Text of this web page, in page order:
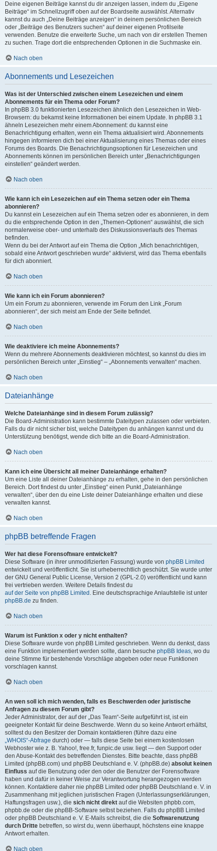
Deine eigenen Beiträge kannst du dir anzeigen lassen, indem du „Eigene
Beiträge“ im Schnellzugriff oben auf der Boardseite auswählst. Alternativ
kannst du auch „Deine Beiträge anzeigen“ in deinem persönlichen Bereich
oder „Beiträge des Benutzers suchen“ auf deiner eigenen Profilseite
verwenden. Benutze die erweiterte Suche, um nach von dir erstellen Themen
zu suchen. Trage dort die entsprechenden Optionen in die Suchmaske ein.
Nach oben
Abonnements und Lesezeichen
Was ist der Unterschied zwischen einem Lesezeichen und einem
Abonnements für ein Thema oder Forum?
In phpBB 3.0 funktionierten Lesezeichen ähnlich den Lesezeichen in Web-
Browsern: du bekamst keine Informationen bei einem Update. In phpBB 3.1
ähneln Lesezeichen mehr einem Abonnement: du kannst eine
Benachrichtigung erhalten, wenn ein Thema aktualisiert wird. Abonnements
hingegen informieren dich bei einer Aktualisierung eines Themas oder eines
Forums des Boards. Die Benachrichtigungsoptionen für Lesezeichen und
Abonnements können im persönlichen Bereich unter „Benachrichtigungen
einstellen“ geändert werden.
Nach oben
Wie kann ich ein Lesezeichen auf ein Thema setzen oder ein Thema
abonnieren?
Du kannst ein Lesezeichen auf ein Thema setzen oder es abonnieren, in dem
du die entsprechende Option in den „Themen-Optionen“ auswählst, die sich
normalerweise ober- und unterhalb des Diskussionsverlaufs des Themas
befinden.
Wenn du bei der Antwort auf ein Thema die Option „Mich benachrichtigen,
sobald eine Antwort geschrieben wurde“ aktivierst, wird das Thema ebenfalls
für dich abonniert.
Nach oben
Wie kann ich ein Forum abonnieren?
Um ein Forum zu abonnieren, verwende im Forum den Link „Forum
abonnieren“, der sich meist am Ende der Seite befindet.
Nach oben
Wie deaktiviere ich meine Abonnements?
Wenn du mehrere Abonnements deaktivieren möchtest, so kannst du dies im
persönlichen Bereich unter „Einstieg“ – „Abonnements verwalten“ machen.
Nach oben
Dateianhänge
Welche Dateianhänge sind in diesem Forum zulässig?
Die Board-Administration kann bestimmte Dateitypen zulassen oder verbieten.
Falls du dir nicht sicher bist, welche Dateitypen du anhängen kannst und du
Unterstützung benötigst, wende dich bitte an die Board-Administration.
Nach oben
Kann ich eine Übersicht all meiner Dateianhänge erhalten?
Um eine Liste all deiner Dateianhänge zu erhalten, gehe in den persönlichen
Bereich. Dort findest du unter „Einstieg“ einen Punkt „Dateianhänge
verwalten“, über den du eine Liste deiner Dateianhänge erhalten und diese
verwalten kannst.
Nach oben
phpBB betreffende Fragen
Wer hat diese Forensoftware entwickelt?
Diese Software (in ihrer unmodifizierten Fassung) wurde von phpBB Limited
entwickelt und veröffentlicht. Sie ist urheberrechtlich geschützt. Sie wurde unter
der GNU General Public License, Version 2 (GPL-2.0) veröffentlicht und kann
frei vertrieben werden. Weitere Details findest du
auf der Seite von phpBB Limited . Eine deutschsprachige Anlaufstelle ist unter
phpBB.de zu finden.
Nach oben
Warum ist Funktion x oder y nicht enthalten?
Diese Software wurde von phpBB Limited geschrieben. Wenn du denkst, dass
eine Funktion implementiert werden sollte, dann besuche phpBB Ideas, wo du
deine Stimme für bestehende Vorschläge abgeben oder neue Funktionen
vorschlagen kannst.
Nach oben
An wen soll ich mich wenden, falls es Beschwerden oder juristische
Anfragen zu diesem Forum gibt?
Jeder Administrator, der auf der „Das Team“-Seite aufgeführt ist, ist ein
geeigneter Kontakt für deine Beschwerde. Wenn du so keine Antwort erhältst,
solltest du den Besitzer der Domain kontaktieren (führe dazu eine
„WHOIS“-Abfrage durch) oder — falls diese Seite bei einem kostenlosen
Webhoster wie z. B. Yahoo!, free.fr, funpic.de usw. liegt — den Support oder
den Abuse-Kontakt des betreffenden Dienstes. Bitte beachte, dass phpBB
Limited (phpBB.com) und phpBB Deutschland e. V. (phpBB.de) absolut keinen
Einfluss auf die Benutzung oder den oder die Benutzer der Forensoftware
haben und dafür in keiner Weise zur Verantwortung herangezogen werden
können. Kontaktiere daher nie phpBB Limited oder phpBB Deutschland e. V. in
Zusammenhang mit jeglichen juristischen Fragen (Unterlassungserklärungen,
Haftungsfragen usw.), die sich nicht direkt auf die Websiten phpbb.com,
phpbb.de oder die phpBB-Software selbst beziehen. Falls du phpBB Limited
oder phpBB Deutschland e. V. E-Mails schreibst, die die Softwarenutzung
durch Dritte betreffen, so wirst du, wenn überhaupt, höchstens eine knappe
Antwort erhalten.
Nach oben